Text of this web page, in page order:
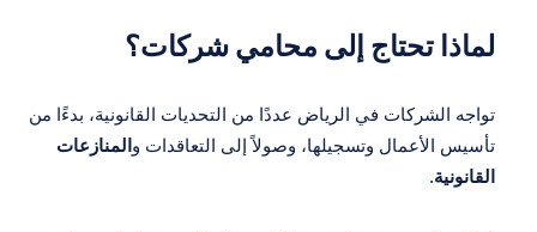
لماذا تحتاج إلى محامي شركات؟
تواجه الشركات في الرياض عددًا من التحديات القانونية، بدءًا من
تأسيس الأعمال وتسجيلها، وصولاً إلى التعاقدات و المنازعات
القانونية.